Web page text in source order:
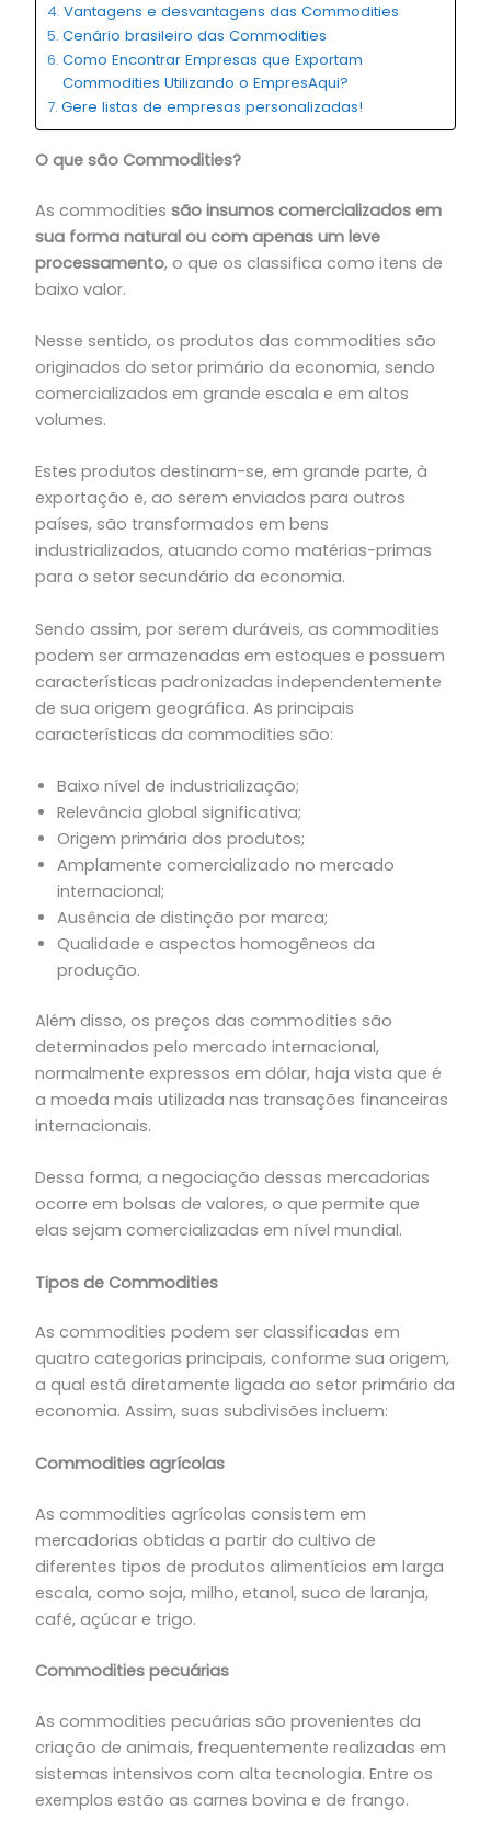
Vantagens e desvantagens das Commodities
Cenário brasileiro das Commodities
Como Encontrar Empresas que Exportam
Commodities Utilizando o EmpresAqui?
Gere listas de empresas personalizadas!
O que são Commodities?
As commodities são insumos comercializados em
sua forma natural ou com apenas um leve
processamento, o que os classifica como itens de
baixo valor.
Nesse sentido, os produtos das commodities são
originados do setor primário da economia, sendo
comercializados em grande escala e em altos
volumes.
Estes produtos destinam-se, em grande parte, à
exportação e, ao serem enviados para outros
países, são transformados em bens
industrializados, atuando como matérias-primas
para o setor secundário da economia.
Sendo assim, por serem duráveis, as commodities
podem ser armazenadas em estoques e possuem
características padronizadas independentemente
de sua origem geográfica. As principais
características da commodities são:
Baixo nível de industrialização;
Relevância global significativa;
Origem primária dos produtos;
Amplamente comercializado no mercado
internacional;
Ausência de distinção por marca;
Qualidade e aspectos homogêneos da
produção.
Além disso, os preços das commodities são
determinados pelo mercado internacional,
normalmente expressos em dólar, haja vista que é
a moeda mais utilizada nas transações financeiras
internacionais.
Dessa forma, a negociação dessas mercadorias
ocorre em bolsas de valores, o que permite que
elas sejam comercializadas em nível mundial.
Tipos de Commodities
As commodities podem ser classificadas em
quatro categorias principais, conforme sua origem,
a qual está diretamente ligada ao setor primário da
economia. Assim, suas subdivisões incluem:
Commodities agrícolas
As commodities agrícolas consistem em
mercadorias obtidas a partir do cultivo de
diferentes tipos de produtos alimentícios em larga
escala, como soja, milho, etanol, suco de laranja,
café, açúcar e trigo.
Commodities pecuárias
As commodities pecuárias são provenientes da
criação de animais, frequentemente realizadas em
sistemas intensivos com alta tecnologia. Entre os
exemplos estão as carnes bovina e de frango.